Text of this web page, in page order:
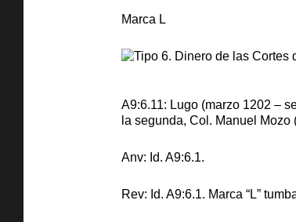
Marca L
A9:6.11: Lugo (marzo 1202 –
la segunda, Col. Manuel Mozo
Anv: Id. A9:6.1.
Rev: Id. A9:6.1. Marca “L”